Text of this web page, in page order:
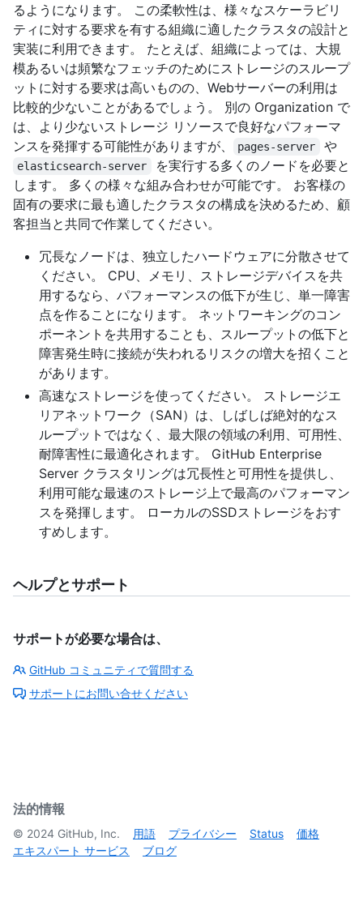
るようになります。 この柔軟性は、様々なスケーラビリ
ティに対する要求を有する組織に適したクラスタの設計と
実装に利用できます。 たとえば、組織によっては、大規
模あるいは頻繁なフェッチのためにストレージのスループ
ットに対する要求は高いものの、Webサーバーの利用は
比較的少ないことがあるでしょう。 別の Organization で
は、より少ないストレージ リソースで良好なパフォーマ
ンスを発揮する可能性がありますが、
pages-server や
elasticsearch-server
を実行する多くのノードを必要と
します。 多くの様々な組み合わせが可能です。 お客様の
固有の要求に最も適したクラスタの構成を決めるため、顧
客担当と共同で作業してください。
冗長なノードは、独立したハードウェアに分散させて
ください。 CPU、メモリ、ストレージデバイスを共
用するなら、パフォーマンスの低下が生じ、単一障害
点を作ることになります。 ネットワーキングのコン
ポーネントを共用することも、スループットの低下と
障害発生時に接続が失われるリスクの増大を招くこと
があります。
高速なストレージを使ってください。 ストレージエ
リアネットワーク（SAN）は、しばしば絶対的なス
ループットではなく、最大限の領域の利用、可用性、
耐障害性に最適化されます。 GitHub Enterprise
Server クラスタリングは冗長性と可用性を提供し、
利用可能な最速のストレージ上で最高のパフォーマン
スを発揮します。 ローカルのSSDストレージをおす
すめします。
ヘルプとサポート
サポートが必要な場合は、
GitHub コミュニティで質問する
サポートにお問い合せください
法的情報
© 2024 GitHub, Inc. 用語 プライバシー Status
価格
エキスパート サービス
ブログ